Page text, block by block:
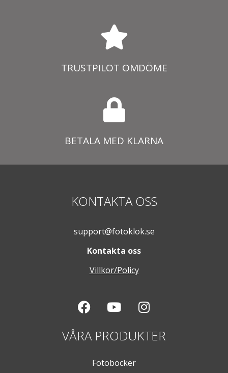
TRUSTPILOT OMDÖME
BETALA MED KLARNA
KONTAKTA OSS
support@fotoklok.se
Kontakta oss
Villkor/Policy
VÅRA PRODUKTER
Fotoböcker